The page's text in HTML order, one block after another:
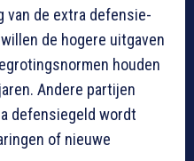
van de extra defensie-
de hogere uitgaven
houden
Andere partijen
defensiegeld wordt
of nieuwe